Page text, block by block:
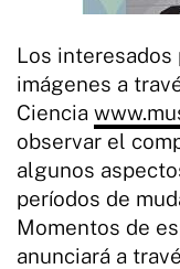
Los interesados
imágenes a
Ciencia
observar el
algunos
períodos de
Momentos de
anunciará a